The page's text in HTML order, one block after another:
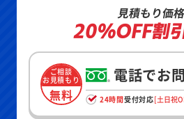
見積もり価
20%OFF割
ご相談
お見積もり
無料
電話でお
24時間受付対応[土日祝